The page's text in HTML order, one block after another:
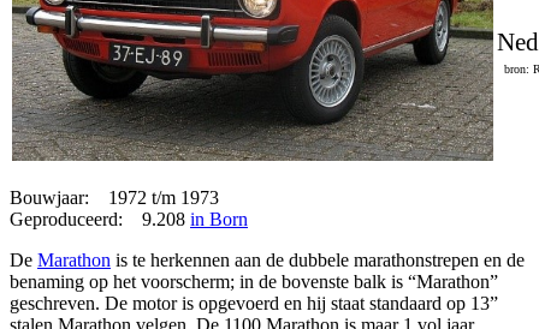
bron:
Bouwjaar: 1972 t/m 1973
Geproduceerd: 9.208 in Born
De Marathon is te herkennen aan de dubbele marathonstrepen en de
benaming op het voorscherm; in de bovenste balk is “Marathon”
geschreven. De motor is opgevoerd en hij staat standaard op 13”